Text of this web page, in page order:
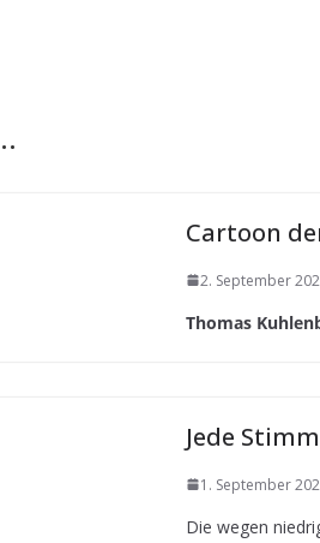
Cartoon
2. September
Thomas
Jede
1. September
Die wegen